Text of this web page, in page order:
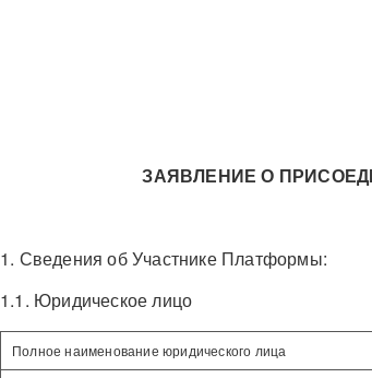
ЗАЯВЛЕНИЕ О
1. Сведения об Участнике Платформы:
1.1. Юридическое лицо
Полное наименование юридического лица